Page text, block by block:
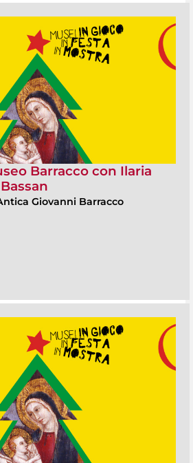
Barracco con Ilaria
Giovanni Barracco